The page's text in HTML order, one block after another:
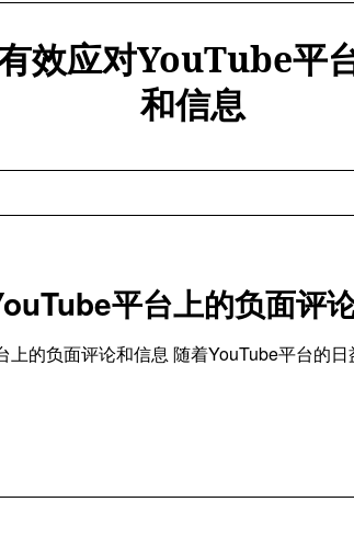
效应对YouTube平
和信息
平台上的负面评
上的负面评论和信息 随着YouTube平台的